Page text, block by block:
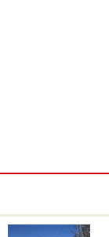
今回はその進
を、ご紹介しま